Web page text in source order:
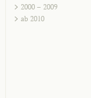
2000 – 2009
ab 2010